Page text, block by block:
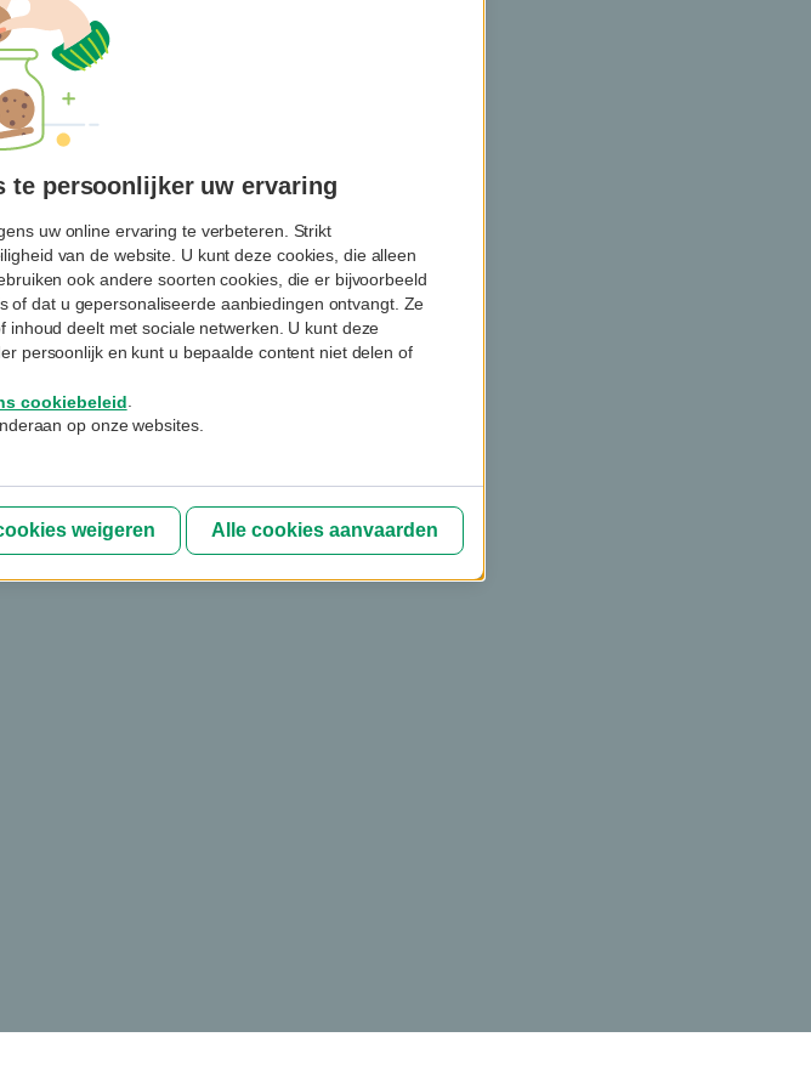
profiel
vergeten.
aan.
overeenkomstig metde
NV die u ook in alle kantoren
te persoonlijker uw ervaring
uw online ervaring te verbeteren. Strikt
van de website. U kunt deze cookies, die alleen
ook andere soorten cookies, die er bijvoorbeeld
of dat u gepersonaliseerde aanbiedingen ontvangt. Ze
deelt met sociale netwerken. U kunt deze
persoonlijk en kunt u bepaalde content niet delen of
cookiebeleid
op onze websites.
weigeren Alle cookies aanvaarden